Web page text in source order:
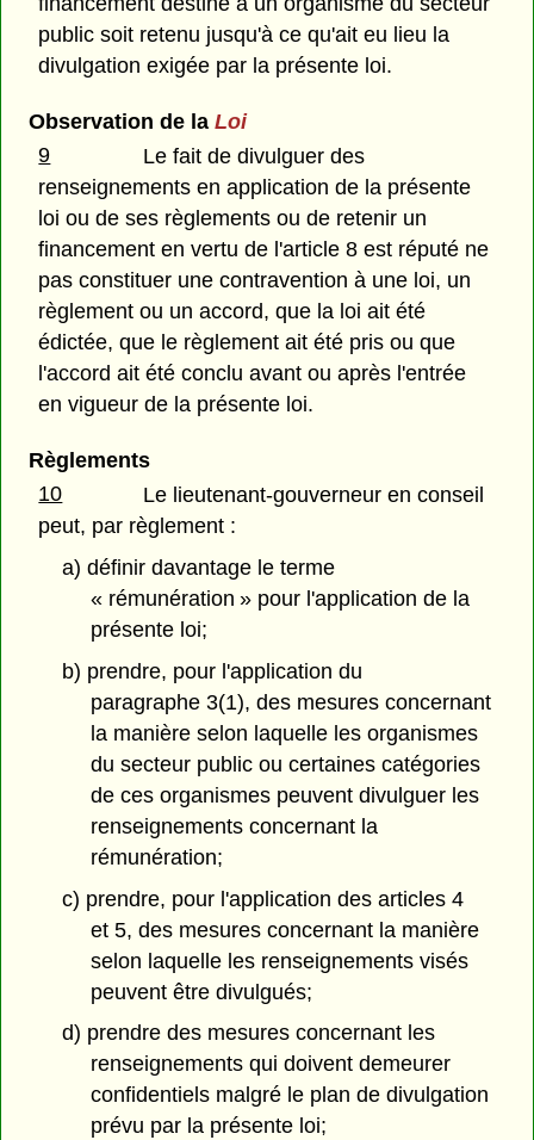
public soit retenu jusqu'à ce qu'ait eu lieu la
divulgation exigée par la présente loi.
Observation de la Loi
9
Le fait de divulguer des
renseignements en application de la présente
loi ou de ses règlements ou de retenir un
financement en vertu de l'article 8 est réputé ne
pas constituer une contravention à une loi, un
règlement ou un accord, que la loi ait été
édictée, que le règlement ait été pris ou que
l'accord ait été conclu avant ou après l'entrée
en vigueur de la présente loi.
Règlements
10
Le lieutenant-gouverneur en conseil
peut, par règlement :
a) définir davantage le terme
« rémunération » pour l'application de la
présente loi;
b) prendre, pour l'application du
paragraphe 3(1), des mesures concernant
la manière selon laquelle les organismes
du secteur public ou certaines catégories
de ces organismes peuvent divulguer les
renseignements concernant la
rémunération;
c) prendre, pour l'application des articles 4
et 5, des mesures concernant la manière
selon laquelle les renseignements visés
peuvent être divulgués;
d) prendre des mesures concernant les
renseignements qui doivent demeurer
confidentiels malgré le plan de divulgation
prévu par la présente loi;